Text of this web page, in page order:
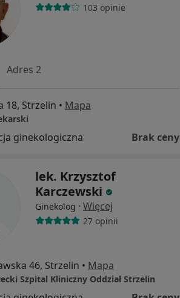
103 opinie
Adres 2
18, Strzelin • Mapa
ginekologiczna Brak ceny
lek. Krzysztof
Karczewski
Ginekolog · Więcej
27 opinii
46, Strzelin • Mapa
Szpital Kliniczny Oddział Strzelin